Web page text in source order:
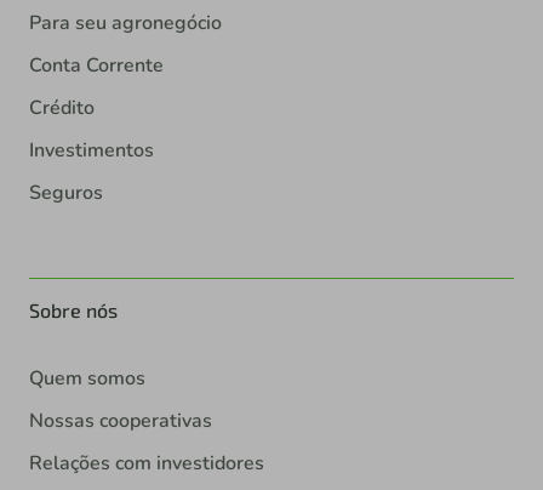
Para seu agronegócio
Conta Corrente
Crédito
Investimentos
Seguros
Sobre nós
Quem somos
Nossas cooperativas
Relações com investidores